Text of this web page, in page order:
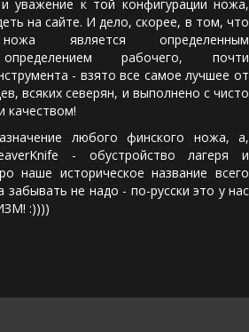
уважение к той конфигурации ножа,
на сайте. И дело, скорее, в том, что
является определенным
определением рабочего, почти
- взято все самое лучшее от
всяких северян, и выполнено с чисто
качеством!
любого финского ножа, а,
- обустройство лагеря и
наше историческое название всего
забывать не надо - по-русски это у нас
:))))